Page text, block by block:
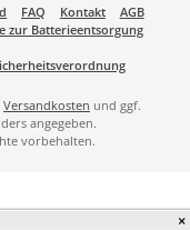
FAQ Kontakt
AGB
zur Batterieentsorgung
Versandkosten und ggf.
angegeben.
vorbehalten.
×